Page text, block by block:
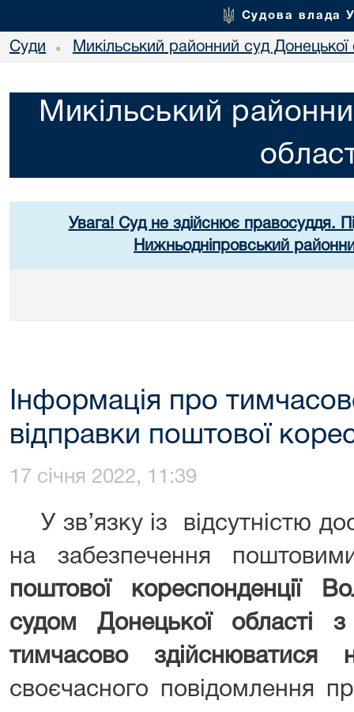
Судова влада
Суди • Микільський районний суд Донецької
Микільський
Увага! Суд не здійснює правосуддя.
Нижньодніпровський
Інформація про
відправки поштової
17 січня 2022, 11:39
У зв’язку із відсутністю
на забезпечення
поштової кореспонденції
судом Донецької області
тимчасово здійснюватися
своєчасного повідомлення